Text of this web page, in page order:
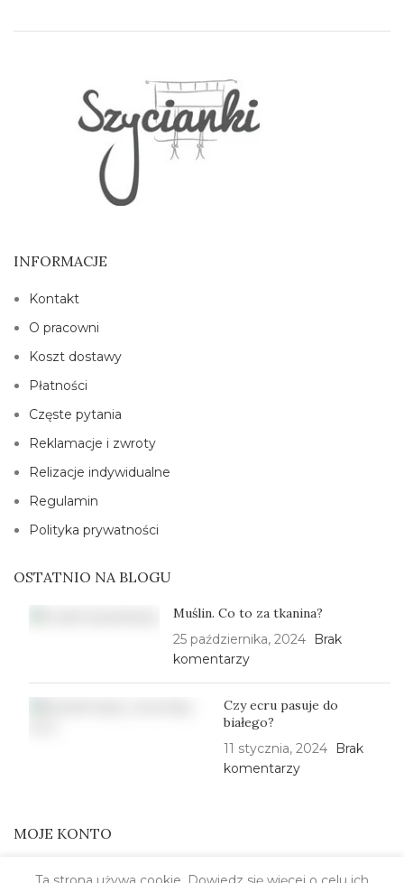
INFORMACJE
Kontakt
O pracowni
Koszt dostawy
Płatności
Częste pytania
Reklamacje i zwroty
Relizacje indywidualne
Regulamin
Polityka prywatności
OSTATNIO NA BLOGU
Muślin. Co to za tkanina?
25 października, 2024
Brak
komentarzy
Czy ecru pasuje do
białego?
11 stycznia, 2024
Brak
komentarzy
MOJE KONTO
Please,